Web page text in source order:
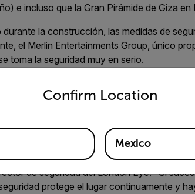
e incluso que la Gran Pirámide de Giza en
la construcción, las medidas de
el Merlin Entertainments Group, único
toma la seguridad muy en serio.
afectan las mareas hace que la
genera imágenes nítidas en total
es aún más segura que antes. París tiene la
de que el London Eye sea un lugar
de seguridad del London Eye. "Si
protege el lugar continuamente y
Confirm Location
language from the options below to access
Mexico